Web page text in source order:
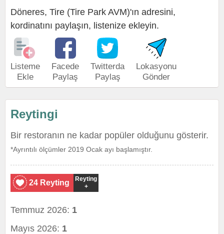
Döneres, Tire (Tire Park AVM)'ın adresini,
kordinatını paylaşın, listenize ekleyin.
Listeme
Ekle
Facede
Paylaş
Twitterda
Paylaş
Lokasyonu
Gönder
Reytingi
Bir restoranın ne kadar popüler olduğunu gösterir.
*Ayrıntılı ölçümler 2019 Ocak ayı başlamıştır.
24 Reyting
Reyting
+
Temmuz 2026: 1
Mayıs 2026: 1